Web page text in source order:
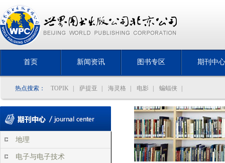
首页 新闻资讯 图书专区 期刊中心
热点搜索： TOPIK 萨提亚 海灵格 电影 蝙蝠侠
地理
电子与电子技术